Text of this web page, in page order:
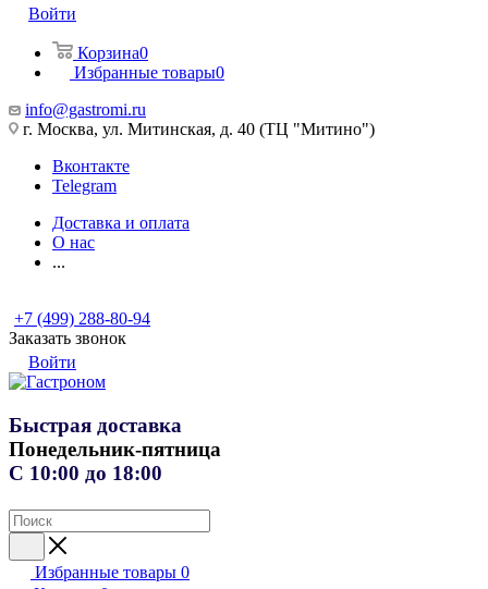
Войти
Корзина0
Избранные товары0
info@gastromi.ru
г. Москва, ул. Митинская, д. 40 (ТЦ "Митино")
Вконтакте
Telegram
Доставка и оплата
О нас
...
+7 (499) 288-80-94
Заказать звонок
Войти
Быстрая доставка
Понедельник-пятница
С 10:00 до 18:00
Избранные товары 0